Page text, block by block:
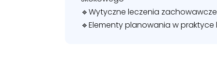
🔹Wytyczne leczenia
🔹Elementy planowania w praktyce